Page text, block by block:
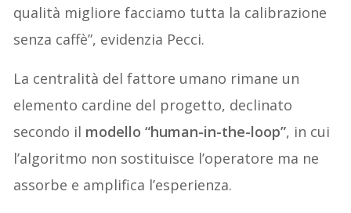
qualità migliore facciamo tutta la calibrazione
senza caffè”, evidenzia Pecci.
La centralità del fattore umano rimane un
elemento cardine del progetto, declinato
secondo il modello “human-in-the-loop”, in cui
l’algoritmo non sostituisce l’operatore ma ne
assorbe e amplifica l’esperienza.